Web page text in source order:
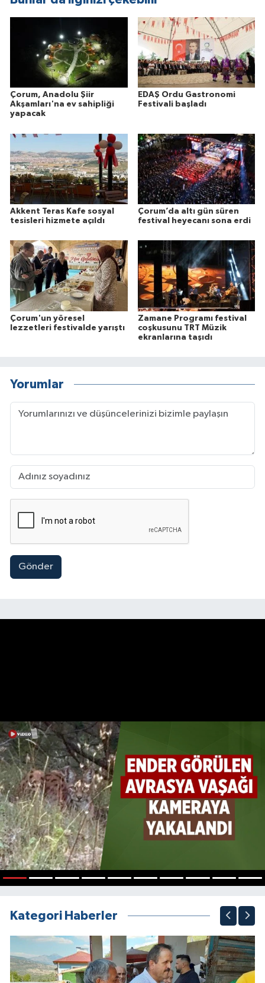
Çorum, Anadolu Şiir
Akşamları'na ev sahipliği
yapacak
EDAŞ Ordu Gastronomi
Festivali başladı
Akkent Teras Kafe sosyal
tesisleri hizmete açıldı
Çorum’da altı gün süren
festival heyecanı sona erdi
Çorum'un yöresel
lezzetleri festivalde yarıştı
Zamane Programı festival
coşkusunu TRT Müzik
ekranlarına taşıdı
Yorumlar
Gönder
Kategori Haberler